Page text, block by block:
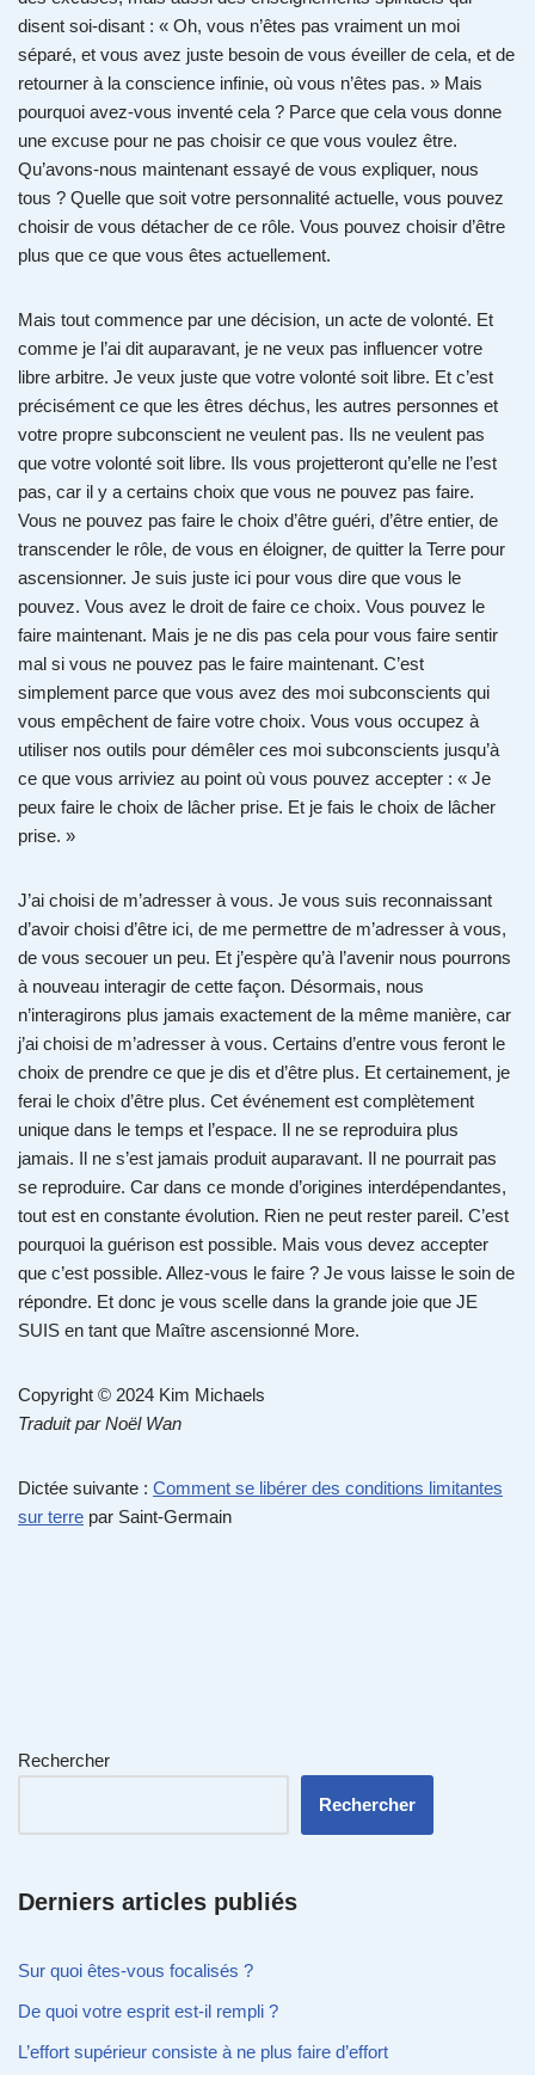
disent soi-disant : « Oh, vous n’êtes pas vraiment un moi
séparé, et vous avez juste besoin de vous éveiller de cela, et de
retourner à la conscience infinie, où vous n’êtes pas. » Mais
pourquoi avez-vous inventé cela ? Parce que cela vous donne
une excuse pour ne pas choisir ce que vous voulez être.
Qu’avons-nous maintenant essayé de vous expliquer, nous
tous ? Quelle que soit votre personnalité actuelle, vous pouvez
choisir de vous détacher de ce rôle. Vous pouvez choisir d’être
plus que ce que vous êtes actuellement.
Mais tout commence par une décision, un acte de volonté. Et
comme je l’ai dit auparavant, je ne veux pas influencer votre
libre arbitre. Je veux juste que votre volonté soit libre. Et c’est
précisément ce que les êtres déchus, les autres personnes et
votre propre subconscient ne veulent pas. Ils ne veulent pas
que votre volonté soit libre. Ils vous projetteront qu’elle ne l’est
pas, car il y a certains choix que vous ne pouvez pas faire.
Vous ne pouvez pas faire le choix d’être guéri, d’être entier, de
transcender le rôle, de vous en éloigner, de quitter la Terre pour
ascensionner. Je suis juste ici pour vous dire que vous le
pouvez. Vous avez le droit de faire ce choix. Vous pouvez le
faire maintenant. Mais je ne dis pas cela pour vous faire sentir
mal si vous ne pouvez pas le faire maintenant. C’est
simplement parce que vous avez des moi subconscients qui
vous empêchent de faire votre choix. Vous vous occupez à
utiliser nos outils pour démêler ces moi subconscients jusqu’à
ce que vous arriviez au point où vous pouvez accepter : « Je
peux faire le choix de lâcher prise. Et je fais le choix de lâcher
prise. »
J’ai choisi de m’adresser à vous. Je vous suis reconnaissant
d’avoir choisi d’être ici, de me permettre de m’adresser à vous,
de vous secouer un peu. Et j’espère qu’à l’avenir nous pourrons
à nouveau interagir de cette façon. Désormais, nous
n’interagirons plus jamais exactement de la même manière, car
j’ai choisi de m’adresser à vous. Certains d’entre vous feront le
choix de prendre ce que je dis et d’être plus. Et certainement, je
ferai le choix d’être plus. Cet événement est complètement
unique dans le temps et l’espace. Il ne se reproduira plus
jamais. Il ne s’est jamais produit auparavant. Il ne pourrait pas
se reproduire. Car dans ce monde d’origines interdépendantes,
tout est en constante évolution. Rien ne peut rester pareil. C’est
pourquoi la guérison est possible. Mais vous devez accepter
que c’est possible. Allez-vous le faire ? Je vous laisse le soin de
répondre. Et donc je vous scelle dans la grande joie que JE
SUIS en tant que Maître ascensionné More.
Copyright © 2024 Kim Michaels
Traduit par Noël Wan
Dictée suivante : Comment se libérer des conditions limitantes
sur terre par Saint-Germain
Rechercher
Rechercher
Derniers articles publiés
Sur quoi êtes-vous focalisés ?
De quoi votre esprit est-il rempli ?
L’effort supérieur consiste à ne plus faire d’effort